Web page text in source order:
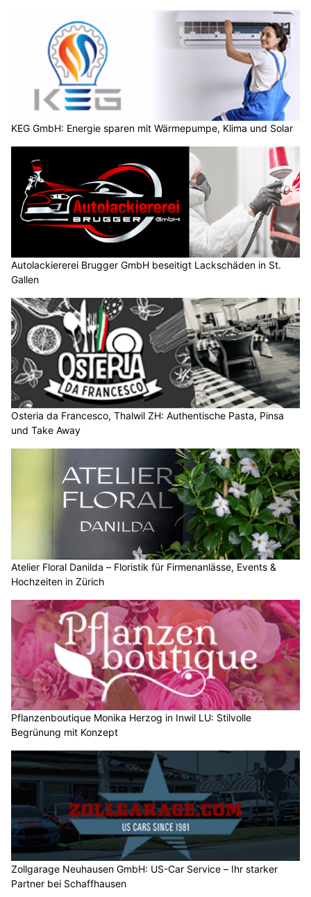
KEG GmbH: Energie sparen mit Wärmepumpe, Klima und Solar
Autolackiererei Brugger GmbH beseitigt Lackschäden in St.
Gallen
Osteria da Francesco, Thalwil ZH: Authentische Pasta, Pinsa
und Take Away
Atelier Floral Danilda – Floristik für Firmenanlässe, Events &
Hochzeiten in Zürich
Pflanzenboutique Monika Herzog in Inwil LU: Stilvolle
Begrünung mit Konzept
Zollgarage Neuhausen GmbH: US-Car Service – Ihr starker
Partner bei Schaffhausen